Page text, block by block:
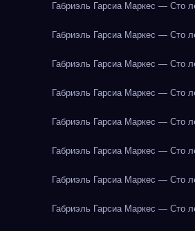
Габриэль Гарсиа Маркес — Сто
Габриэль Гарсиа Маркес — Сто
Габриэль Гарсиа Маркес — Сто
Габриэль Гарсиа Маркес — Сто
Габриэль Гарсиа Маркес — Сто
Габриэль Гарсиа Маркес — Сто
Габриэль Гарсиа Маркес — Сто
Габриэль Гарсиа Маркес — Сто